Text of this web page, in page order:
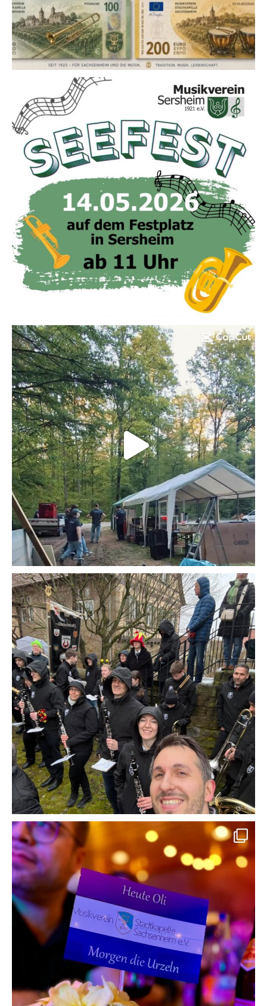
Nach dem Fest ist vor dem Fest 🎊🍻
Herzliche Einladung zu unserem Seefest am 14. Mai ab 11 Uhr auf dem
Festplatz in Sersheim. Euch erwarten nicht nur viele gute Getränke und
Speisen, sondern auch jede Menge Musik: von 11:30-13:30 Uhr spielt der
mvmaubach, ab 13:45 Uhr wird die Jugend mit Bläserklasse und
BläserKIDS des Mv Sersheim zu hören sein. Anschließend besucht uns die
mvs_sachsenheim von 16:00-18:00 Uhr. Den krönenden Abschluss macht
das große Blasorchester des Mv Sersheim ab 18:30 Uhr.
Kommt vorbei, wir freuen uns auf euch ! 🍷🎺🎶🍗🍻
#musikverein #festle #kommtvorbei #sommer #dorfleben
20 0
Danke für ein super Waldfest 2026 🌳📯☀️
14 0
🎭🎺 Urzelntag 2026 – Wenn selbst das Wetter närrisch wird! 🌧️😄
Was für ein Tag! Beim Urzelntag 2026 haben wir dem Regen getrotzt, die
Instrumente gestimmt und mit jeder Menge guter Laune für Stimmung
gesorgt. 🥳🎶
Zwischen Narrenkappen, bunten Hüten und klirrenden Klängen haben wir
gezeigt:
👉 Blasmusik wärmt von innen
👉 Gemeinschaft ist das schönste Kostüm
👉 Und ein Lächeln passt zu jedem Outfit 😄
Danke an alle Urzeln, Zuhörer und Unterstützer – ihr habt diesen Tag
wieder einmal super gemacht! 🖤🎺 urzelnzunft Urzelnzunft Sachsenheim
e.V.
#Urzelntag2026 #NärrischUnterwegs #BlasmusikImRegen
#GemeinsamStark #FasnetLiebe #Musikverbindet
43 1
Es ist Freitag, der 13. im Februar und das heißt Oli lädt zum Geburtstag.
Open Stage ist das Motto. Auf geht’s!
28